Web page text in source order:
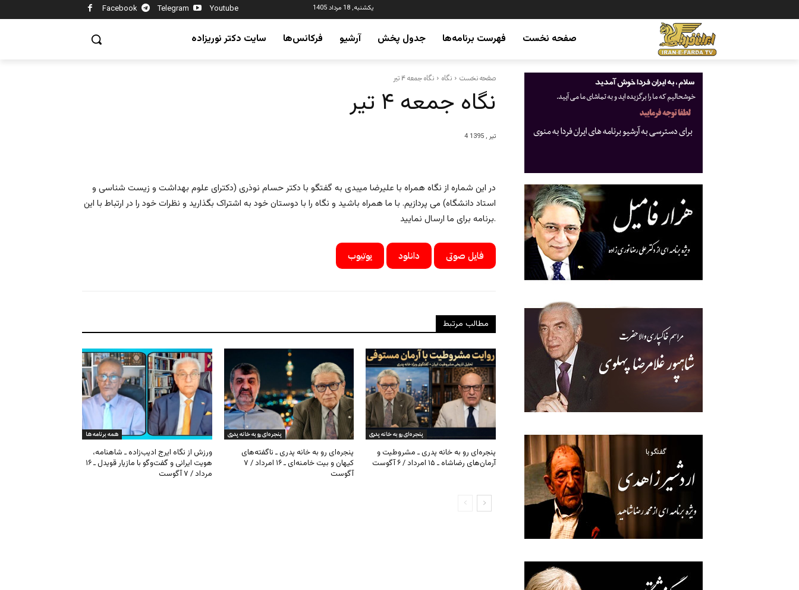
Facebook Telegram Youtube یکشنبه, 18 مرداد 1405
صفحه نخست فهرست برنامه‌ها جدول پخش آرشیو فرکانس‌ها سایت دکتر نوریزاده
صفحه نخست نگاه نگاه جمعه ۴ تیر
نگاه جمعه ۴ تیر
4 تیر , 1395
در این شماره از نگاه همراه با علیرضا میبدی به گفتگو با دکتر حسام نوذری (دکترای علوم بهداشت و زیست شناسی و
استاد دانشگاه) می پردازیم. با ما همراه باشید و نگاه را با دوستان خود به اشتراک بگذارید و نظرات خود را در ارتباط با این
برنامه برای ما ارسال نمایید.
یوتیوب دانلود فایل صوتی
مطالب مرتبط
همه برنامه ها
ورزش از نگاه ایرج ادیب‌زاده ـ شاهنامه،
هویت ایرانی و گفت‌وگو با مازیار قویدل ـ ۱۶
مرداد / ۷ آگوست
پنجره‌ای رو به خانه پدری
پنجره‌ای رو به خانه پدری ـ ناگفته‌های
کیهان و بیت خامنه‌ای ـ ۱۶ امرداد / ۷
آگوست
پنجره‌ای رو به خانه پدری
پنجره‌ای رو به خانه پدری ـ مشروطیت و
آرمان‌های رضاشاه ـ ۱۵ امرداد / ۶ آگوست